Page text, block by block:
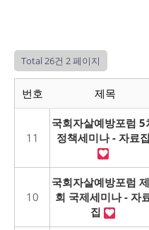
Total 26건 2 페이지
번호 제목
11
국회자살예방포럼 5
정책세미나 - 자료집
10
국회자살예방포럼
회 국제세미나 - 자
집